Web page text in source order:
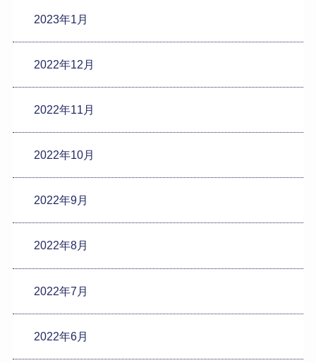
2023年1月
2022年12月
2022年11月
2022年10月
2022年9月
2022年8月
2022年7月
2022年6月